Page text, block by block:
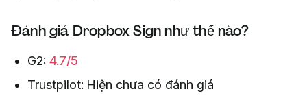
Đánh giá Dropbox Sign như thế nào?
G2: 4.7/5
Trustpilot: Hiện chưa có đánh giá